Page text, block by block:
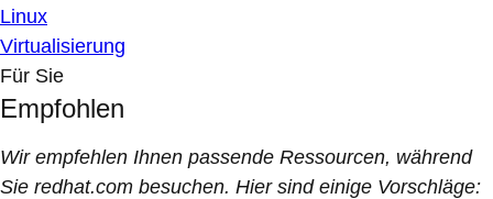
Linux
Virtualisierung
Für Sie
Empfohlen
Wir empfehlen Ihnen passende Ressourcen, während
Sie redhat.com besuchen. Hier sind einige Vorschläge: